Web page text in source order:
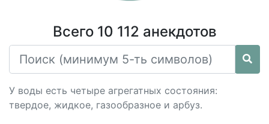
Всего 10 112 анекдотов
У воды есть четыре агрегатных состояния:
твердое, жидкое, газообразное и арбуз.